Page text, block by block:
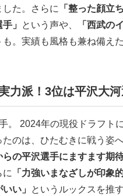
した。さらに
「整った顔立
」
という声や、 「西武の
。実績も風格も兼ね備え
力派！3位は平沢大河
。 2024年の現役ドラフト
のは、ひたむきに戦う姿へ
の平沢選手にますます期待
に
「力強いまなざしが印象
い」
というルックスを推